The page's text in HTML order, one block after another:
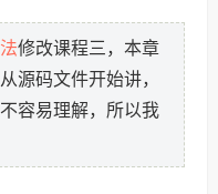
修改课程三，本章
源码文件开始讲，
容易理解，所以我